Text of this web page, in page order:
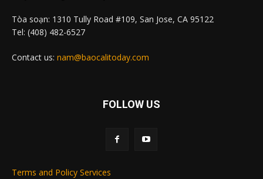
Tòa soạn: 1310 Tully Road #109, San Jose, CA 95122
Tel: (408) 482-6527
Contact us: nam@baocalitoday.com
FOLLOW US
Terms and Policy Services